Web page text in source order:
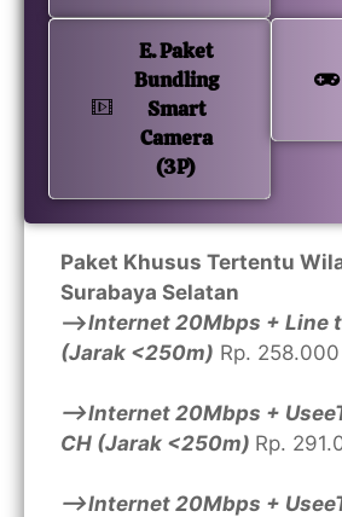
E. Paket
Bundling
Smart
Camera
(3P)
Paket Khusus Tertentu
Surabaya Selatan
—>Internet 20Mbps + Line
(Jarak <250m) Rp.
—>Internet 20Mbps +
CH (Jarak <250m) Rp.
—>Internet 20Mbps +